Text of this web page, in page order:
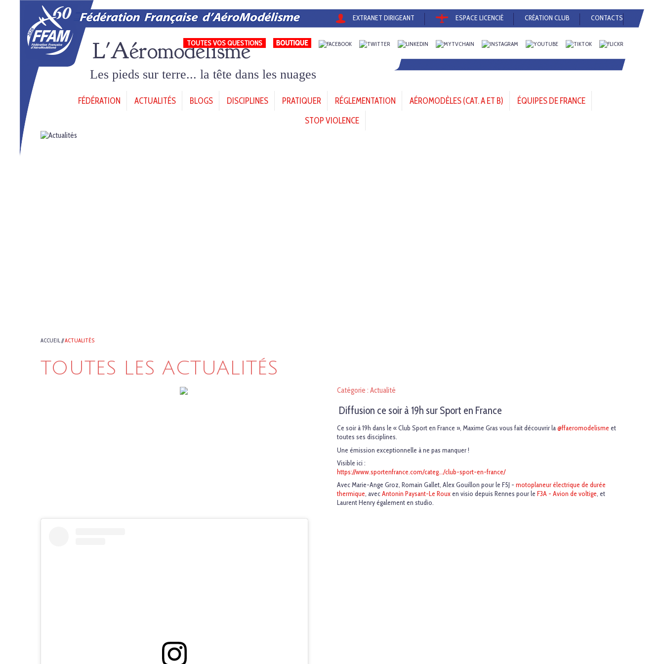
EXTRANET DIRIGEANT ESPACE LICENCIÉ CRÉATION CLUB CONTACTS
TOUTES VOS QUESTIONS
L'Aéromodélisme
Les pieds sur terre... la tête dans les nuages
FÉDÉRATION ACTUALITÉS BLOGS DISCIPLINES PRATIQUER RÉGLEMENTATION AÉROMODÈLES (CAT. A ET B)
ÉQUIPES DE FRANCE
STOP VIOLENCE
ACCUEIL//ACTUALITÉS
TOUTES LES ACTUALITÉS
Catégorie : Actualité
Diffusion ce soir à 19h sur Sport en France
Ce soir à 19h dans le « Club Sport en France », Maxime Gras vous fait découvrir la@ffaeromodelisme et
toutes ses disciplines.
Une émission exceptionnelle à ne pas manquer !
Visible ici :
https://www.sportenfrance.com/categ.../club-sport-en-france/
Avec Marie-Ange Groz, Romain Gallet, Alex Gouillon pour le F5J - motoplaneur électrique de durée
thermique, avecAntonin Paysant-Le Rouxen visio depuis Rennes pour le F3A - Avion de voltige, et
Laurent Henry également en studio.